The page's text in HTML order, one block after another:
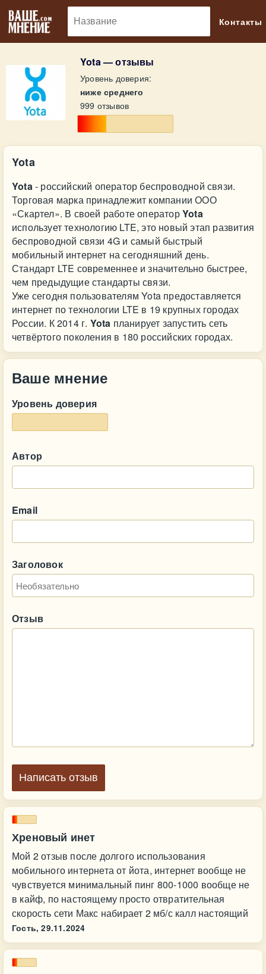
Контакты
Yota — отзывы
Уровень доверия:
ниже среднего
999 отзывов
Хреновый инет
Мой 2 отзыв после долгого использования
мобильного интернета от йота, интернет вообще не
чувствуется минимальный пинг 800-1000 вообще не
в кайф, по настоящему просто отвратительная
скорость сети Макс набирает 2 мб/с калл настоящий
Гость, 29.11.2024
Yota
Yota- российский оператор беспроводной связи.
Торговая марка принадлежит компании ООО
«Скартел». В своей работе операторYota
использует технологию LTE, это новый этап развития
беспроводной связи 4G и самый быстрый
мобильный интернет на сегодняшний день.
Стандарт LTE современнее и значительно быстрее,
чем предыдущие стандарты связи.
Уже сегодня пользователям Yota предоставляется
интернет по технологии LTE в 19 крупных городах
России. К 2014 г. Yota планирует запустить сеть
четвёртого поколения в 180 российских городах.
Ваше мнение
Уровень доверия
Автор
Email
Заголовок
Отзыв
Написать отзыв